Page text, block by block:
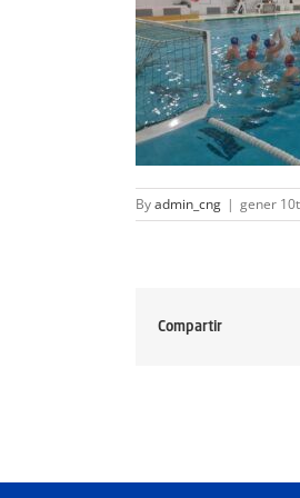
Byadmin_cng | gener
Compartir